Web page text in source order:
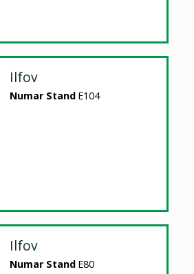
Ilfov
Numar Stand E104
Ilfov
Numar Stand E80